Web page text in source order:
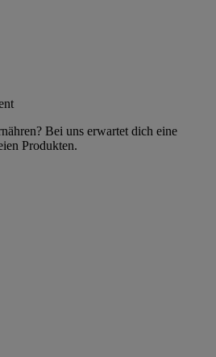
Bei uns erwartet dich eine
Produkten.